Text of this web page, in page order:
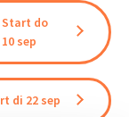
Start do
10 sep
di 22 sep